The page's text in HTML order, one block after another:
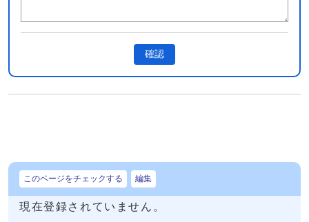
確認
このページをチェックする 編集
現在登録されていません。